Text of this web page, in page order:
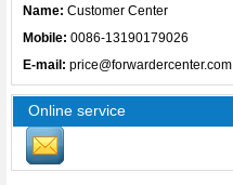
Name: Customer Center
Mobile: 0086-13190179026
E-mail: price@forwardercenter.com
Online service